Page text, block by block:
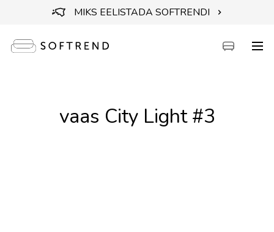
MIKS EELISTADA SOFTRENDI
vaas City Light #3